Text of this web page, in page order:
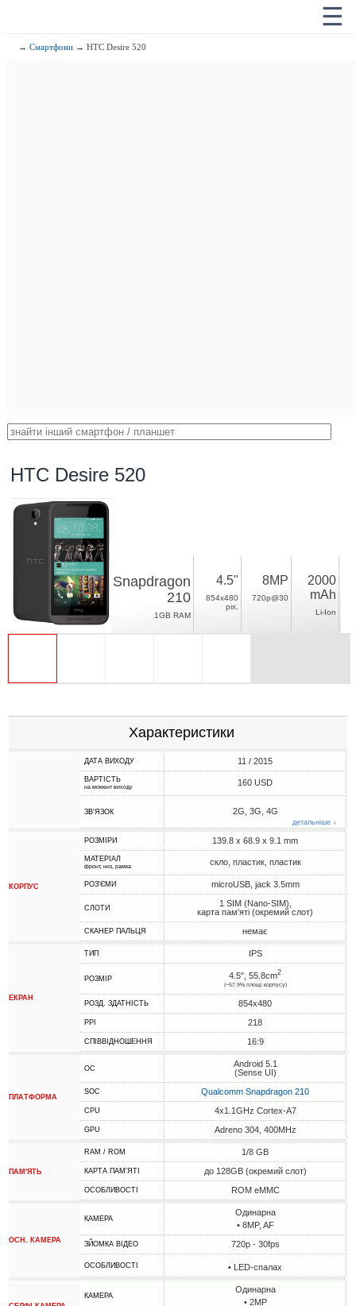
☰
→Смартфони → HTC Desire 520
HTC Desire 520
Snapdragon
210
1GB RAM
4.5"
854x480
pix.
8MP
720p@30
2000
mAh
Li-Ion
Характеристики
ДАТА ВИХОДУ 11 / 2015
ВАРТІСТЬ
на момент виходу 160 USD
ЗВ'ЯЗОК 2G, 3G, 4G
детальніше ↓
КОРПУС
РОЗМІРИ 139.8 x 68.9 x 9.1 mm
МАТЕРІАЛ
фронт, низ, рамка скло, пластик, пластик
РОЗ'ЄМИ microUSB, jack 3.5mm
СЛОТИ
1 SIM (Nano-SIM),
карта пам'яті (окремий слот)
СКАНЕР ПАЛЬЦЯ немає
ЕКРАН
ТИП IPS
РОЗМІР 4.5", 55.8cm2
(~57.9% площі корпусу)
РОЗД. ЗДАТНІСТЬ 854x480
PPI 218
СПІВВІДНОШЕННЯ 16:9
ПЛАТФОРМА
ОС
Android 5.1
(Sense UI)
SOC Qualcomm Snapdragon 210
CPU 4x1.1GHz Cortex-A7
GPU Adreno 304, 400MHz
ПАМ'ЯТЬ
RAM / ROM 1/8 GB
КАРТА ПАМ'ЯТІ до 128GB (окремий слот)
ОСОБЛИВОСТІ ROM eMMC
ОСН. КАМЕРА
КАМЕРА
Одинарна
• 8MP, AF
ЗЙОМКА ВІДЕО 720p - 30fps
ОСОБЛИВОСТІ • LED-спалах
КАМЕРА
Одинарна
• 2MP